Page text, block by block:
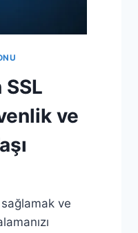
ve
ve